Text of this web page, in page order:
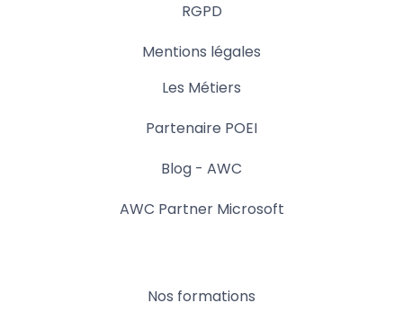
RGPD
Mentions légales
Les Métiers
Partenaire POEI
Blog - AWC
AWC Partner Microsoft
Nos formations